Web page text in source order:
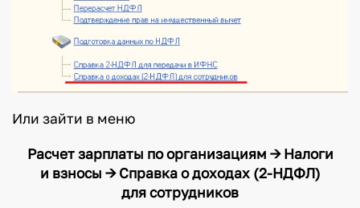
Или зайти в меню
Расчет зарплаты по организациям -> Налоги
и взносы -> Справка о доходах (2-НДФЛ)
для сотрудников